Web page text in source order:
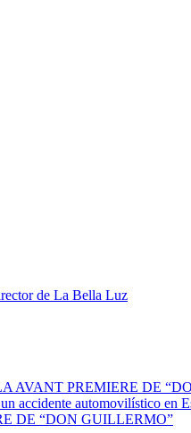
de La Bella Luz
AVANT PREMIERE DE
accidente automovilístico en
DE “DON GUILLERMO”